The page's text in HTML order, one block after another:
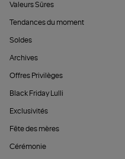
Valeurs Sûres
Tendances du moment
Soldes
Archives
Offres Privilèges
Black Friday Lulli
Exclusivités
Fête des mères
Cérémonie